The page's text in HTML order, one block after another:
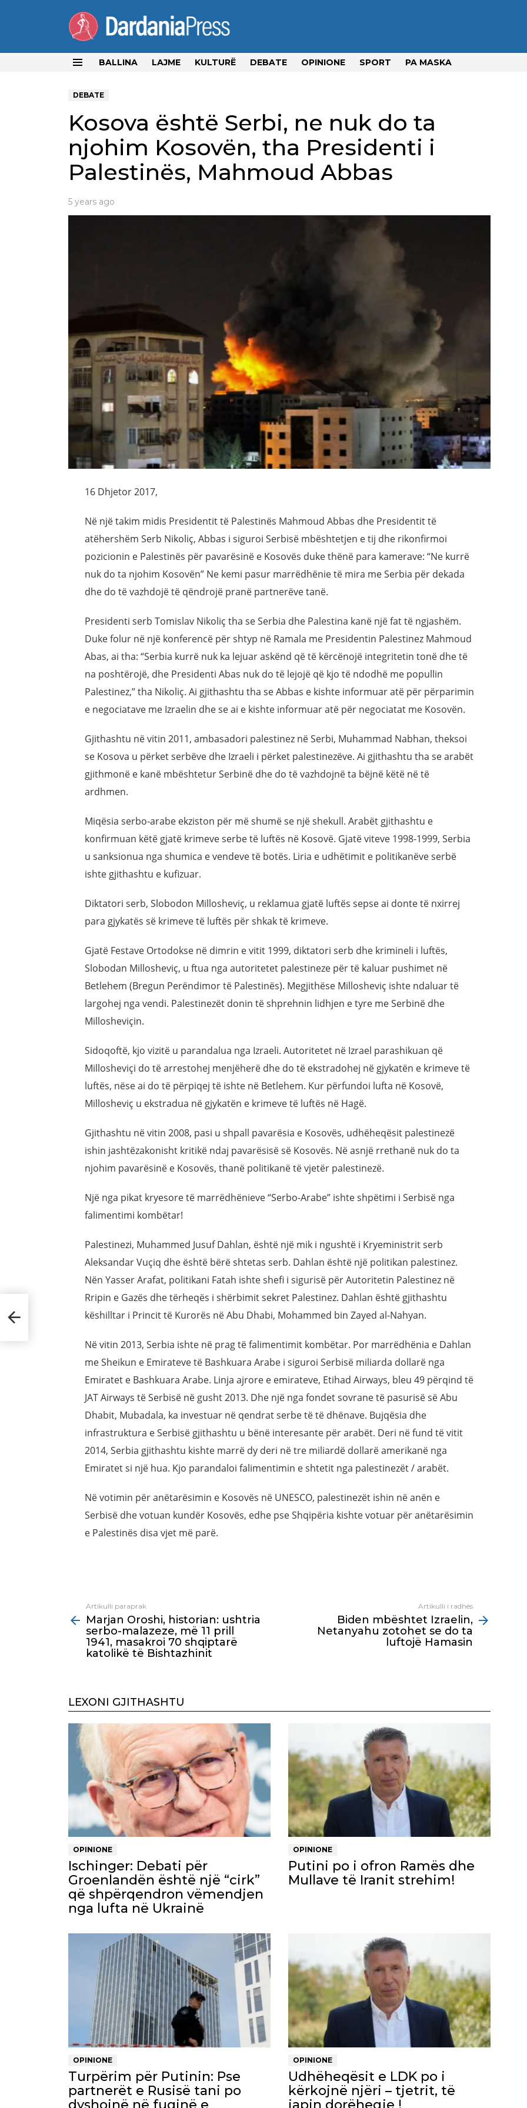
BALLINA LAJME KULTURË DEBATE OPINIONE SPORT PA MASKA
DEBATE
Kosova është Serbi, ne nuk do ta
njohim Kosovën, tha Presidenti i
Palestinës, Mahmoud Abbas
5 years ago
16 Dhjetor 2017,
Në një takim midis Presidentit të Palestinës Mahmoud Abbas dhe Presidentit të
atëhershëm Serb Nikoliç, Abbas i siguroi Serbisë mbështetjen e tij dhe rikonfirmoi
pozicionin e Palestinës për pavarësinë e Kosovës duke thënë para kamerave: “Ne kurrë
nuk do ta njohim Kosovën” Ne kemi pasur marrëdhënie të mira me Serbia për dekada
dhe do të vazhdojë të qëndrojë pranë partnerëve tanë.
Presidenti serb Tomislav Nikoliç tha se Serbia dhe Palestina kanë një fat të ngjashëm.
Duke folur në një konferencë për shtyp në Ramala me Presidentin Palestinez Mahmoud
Abas, ai tha: “Serbia kurrë nuk ka lejuar askënd që të kërcënojë integritetin tonë dhe të
na poshtërojë, dhe Presidenti Abas nuk do të lejojë që kjo të ndodhë me popullin
Palestinez,” tha Nikoliç. Ai gjithashtu tha se Abbas e kishte informuar atë për përparimin
e negociatave me Izraelin dhe se ai e kishte informuar atë për negociatat me Kosovën.
Gjithashtu në vitin 2011, ambasadori palestinez në Serbi, Muhammad Nabhan, theksoi
se Kosova u përket serbëve dhe Izraeli i përket palestinezëve. Ai gjithashtu tha se arabët
gjithmonë e kanë mbështetur Serbinë dhe do të vazhdojnë ta bëjnë këtë në të
ardhmen.
Miqësia serbo-arabe ekziston për më shumë se një shekull. Arabët gjithashtu e
konfirmuan këtë gjatë krimeve serbe të luftës në Kosovë. Gjatë viteve 1998-1999, Serbia
u sanksionua nga shumica e vendeve të botës. Liria e udhëtimit e politikanëve serbë
ishte gjithashtu e kufizuar.
Diktatori serb, Slobodon Millosheviç, u reklamua gjatë luftës sepse ai donte të nxirrej
para gjykatës së krimeve të luftës për shkak të krimeve.
Gjatë Festave Ortodokse në dimrin e vitit 1999, diktatori serb dhe krimineli i luftës,
Slobodan Millosheviç, u ftua nga autoritetet palestineze për të kaluar pushimet në
Betlehem (Bregun Perëndimor të Palestinës). Megjithëse Millosheviç ishte ndaluar të
largohej nga vendi. Palestinezët donin të shprehnin lidhjen e tyre me Serbinë dhe
Millosheviçin.
Sidoqoftë, kjo vizitë u parandalua nga Izraeli. Autoritetet në Izrael parashikuan që
Millosheviçi do të arrestohej menjëherë dhe do të ekstradohej në gjykatën e krimeve të
luftës, nëse ai do të përpiqej të ishte në Betlehem. Kur përfundoi lufta në Kosovë,
Millosheviç u ekstradua në gjykatën e krimeve të luftës në Hagë.
Gjithashtu në vitin 2008, pasi u shpall pavarësia e Kosovës, udhëheqësit palestinezë
ishin jashtëzakonisht kritikë ndaj pavarësisë së Kosovës. Në asnjë rrethanë nuk do ta
njohim pavarësinë e Kosovës, thanë politikanë të vjetër palestinezë.
Një nga pikat kryesore të marrëdhënieve “Serbo-Arabe” ishte shpëtimi i Serbisë nga
falimentimi kombëtar!
Palestinezi, Muhammed Jusuf Dahlan, është një mik i ngushtë i Kryeministrit serb
Aleksandar Vuçiq dhe është bërë shtetas serb. Dahlan është një politikan palestinez.
Nën Yasser Arafat, politikani Fatah ishte shefi i sigurisë për Autoritetin Palestinez në
Rripin e Gazës dhe tërheqës i shërbimit sekret Palestinez. Dahlan është gjithashtu
këshilltar i Princit të Kurorës në Abu Dhabi, Mohammed bin Zayed al-Nahyan.
Në vitin 2013, Serbia ishte në prag të falimentimit kombëtar. Por marrëdhënia e Dahlan
me Sheikun e Emirateve të Bashkuara Arabe i siguroi Serbisë miliarda dollarë nga
Emiratet e Bashkuara Arabe. Linja ajrore e emirateve, Etihad Airways, bleu 49 përqind të
JAT Airways të Serbisë në gusht 2013. Dhe një nga fondet sovrane të pasurisë së Abu
Dhabit, Mubadala, ka investuar në qendrat serbe të të dhënave. Bujqësia dhe
infrastruktura e Serbisë gjithashtu u bënë interesante për arabët. Deri në fund të vitit
2014, Serbia gjithashtu kishte marrë dy deri në tre miliardë dollarë amerikanë nga
Emiratet si një hua. Kjo parandaloi falimentimin e shtetit nga palestinezët / arabët.
Në votimin për anëtarësimin e Kosovës në UNESCO, palestinezët ishin në anën e
Serbisë dhe votuan kundër Kosovës, edhe pse Shqipëria kishte votuar për anëtarësimin
e Palestinës disa vjet më parë.
more
Artikulli paraprak
Marjan Oroshi, historian: ushtria
serbo-malazeze, më 11 prill
1941, masakroi 70 shqiptarë
katolikë të Bishtazhinit
Artikulli i radhës
Biden mbështet Izraelin,
Netanyahu zotohet se do ta
luftojë Hamasin
LEXONI GJITHASHTU
OPINIONE
Ischinger: Debati për
Groenlandën është një “cirk”
që shpërqendron vëmendjen
nga lufta në Ukrainë
OPINIONE
Putini po i ofron Ramës dhe
Mullave të Iranit strehim!
OPINIONE
Turpërim për Putinin: Pse
partnerët e Rusisë tani po
OPINIONE
Udhëheqësit e LDK po i
kërkojnë njëri – tjetrit, të